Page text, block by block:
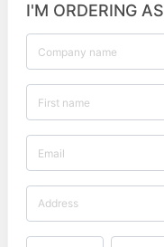
I'M ORDERING AS